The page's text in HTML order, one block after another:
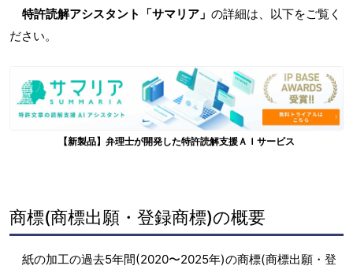
特許読解アシスタント「サマリア」 の詳細は、以下をご覧く
ださい。
【新製品】弁理士が開発した特許読解支援ＡＩサービス
商標(商標出願・登録商標)の概要
紙の加工の過去5年間(2020〜2025年)の商標(商標出願・登